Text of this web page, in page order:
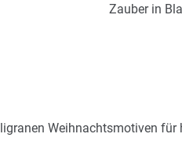
Zauber in
Weihnachtsmotiven für